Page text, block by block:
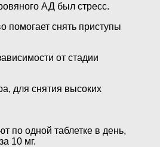
АД был стресс.
помогает снять приступы
от стадии
для снятия высоких
по одной таблетке в день,
10 мг.